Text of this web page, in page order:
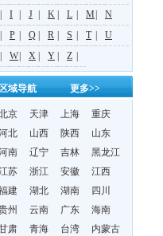
I J K L M
N
P Q R S T
U
W X Y Z
更多>>
区域导航
京 天津 上海
重庆
北
山西 陕西
山东
南
辽宁 吉林
黑龙江
苏
浙江 安徽
江西
建
湖北 湖南
四川
州
云南 广东
海南
肃
青海 台湾
内蒙古